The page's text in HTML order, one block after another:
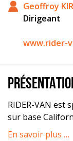
Geoffroy
Dirigeant
www.rider-
RIDER-VAN est
sur base
En savoir plus …